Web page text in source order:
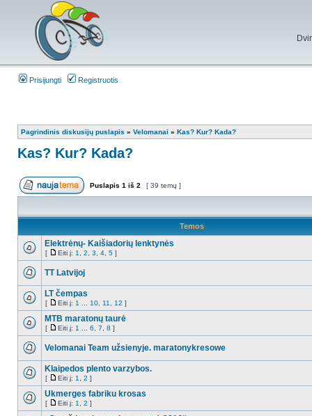
Prisijungti Registruotis
Pagrindinis diskusijų puslapis » Velomanai » Kas? Kur? Kada?
Kas? Kur? Kada?
Puslapis 1 iš 2 [ 39 temų ]
Temos
Elektrėnų- Kaišiadorių lenktynės
[ Eiti į: 1 2 3 4 5 ]
TT Latvijoj
LT čempas
[ Eiti į: 1 10 11 12 ]
MTB maratonų taurė
[ Eiti į: 1 6 7 8 ]
Velomanai Team užsienyje. maratonykresowe
Klaipedos plento varzybos.
[ Eiti į: 1 2 ]
Ukmerges fabriku krosas
[ Eiti į: 1 2 ]